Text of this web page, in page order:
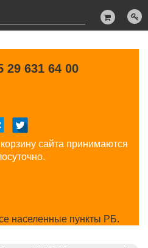
29 631 64 00
сайта принимаются
населенные пункты РБ.